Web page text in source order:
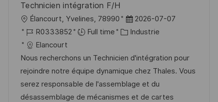
o
n
h
a
e
d
u
p
o
s
t
e
Technicien intégration F/H
o
c
a
l
i
s
Élancourt, Yvelines, 78990
D
a
e
d
’
a
2026-07-07
R
é
f
é
r
e
R0333852 Full time
C
t
é
g
o
Industrie
Elancourt
Nous recherchons un Technicien d'intégration pour
rejoindre notre équipe dynamique chez Thales. Vous
serez responsable de l'assemblage et du
désassemblage de mécanismes et de cartes